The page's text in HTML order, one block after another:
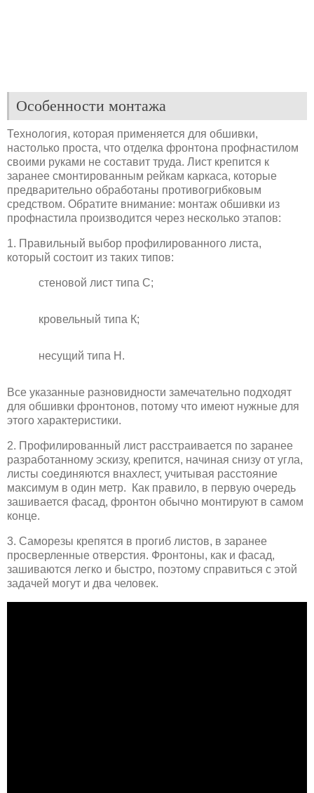
Особенности монтажа
Технология, которая применяется для обшивки,
настолько проста, что отделка фронтона профнастилом
своими руками не составит труда. Лист крепится к
заранее смонтированным рейкам каркаса, которые
предварительно обработаны противогрибковым
средством. Обратите внимание: монтаж обшивки из
профнастила производится через несколько этапов:
1. Правильный выбор профилированного листа,
который состоит из таких типов:
стеновой лист типа С;
кровельный типа К;
несущий типа Н.
Все указанные разновидности замечательно подходят
для обшивки фронтонов, потому что имеют нужные для
этого характеристики.
2. Профилированный лист расстраивается по заранее
разработанному эскизу, крепится, начиная снизу от угла,
листы соединяются внахлест, учитывая расстояние
максимум в один метр. Как правило, в первую очередь
зашивается фасад, фронтон обычно монтируют в самом
конце.
3. Саморезы крепятся в прогиб листов, в заранее
просверленные отверстия. Фронтоны, как и фасад,
зашиваются легко и быстро, поэтому справиться с этой
задачей могут и два человек.